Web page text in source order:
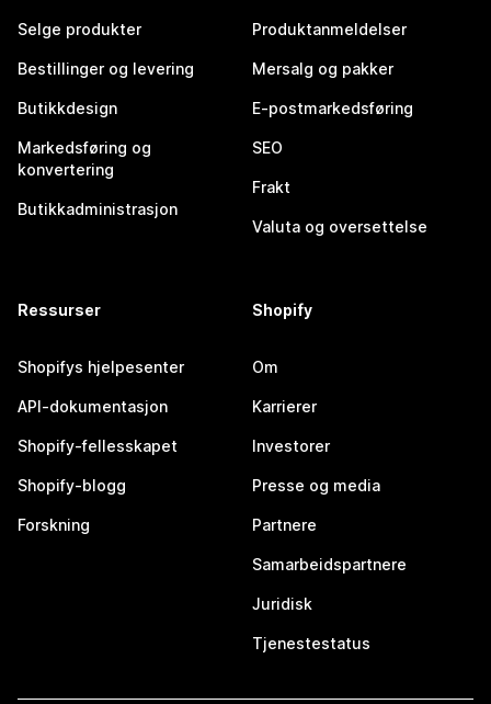
Selge produkter
Bestillinger og levering
Butikkdesign
Markedsføring og
konvertering
Butikkadministrasjon
Produktanmeldelser
Mersalg og pakker
E-postmarkedsføring
SEO
Frakt
Valuta og oversettelse
Ressurser
Shopifys hjelpesenter
API-dokumentasjon
Shopify-fellesskapet
Shopify-blogg
Forskning
Shopify
Om
Karrierer
Investorer
Presse og media
Partnere
Samarbeidspartnere
Juridisk
Tjenestestatus